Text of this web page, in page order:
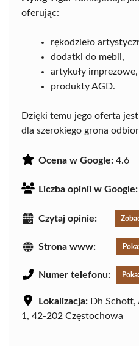
oferując:
rękodzieło
dodatki do mebli,
artykuły imprezowe,
produkty AGD.
Dzięki temu jego oferta
dla szerokiego grona
Ocena w Google: 4.6
Liczba opinii w Google:
Czytaj opinie:
Strona www:
Numer telefonu:
Lokalizacja: Dh Schott,
1, 42-202 Częstochowa